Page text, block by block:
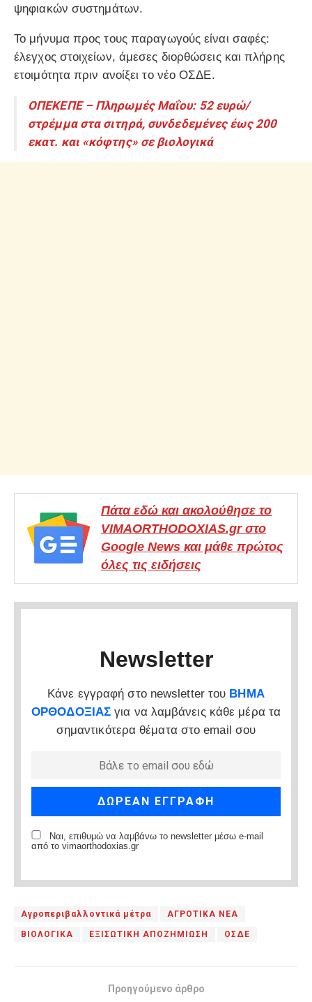
ψηφιακών συστημάτων.
Το μήνυμα προς τους παραγωγούς είναι σαφές:
έλεγχος στοιχείων, άμεσες διορθώσεις και πλήρης
ετοιμότητα πριν ανοίξει το νέο ΟΣΔΕ.
ΟΠΕΚΕΠΕ – Πληρωμές Μαΐου: 52 ευρώ/
στρέμμα στα σιτηρά, συνδεδεμένες έως 200
εκατ. και «κόφτης» σε βιολογικά
Πάτα εδώ και ακολούθησε το
VIMAORTHODOXIAS.gr στο
Google News και μάθε πρώτος
όλες τις ειδήσεις
Newsletter
Κάνε εγγραφή στο newsletter του ΒΗΜΑ
ΟΡΘΟΔΟΞΙΑΣ για να λαμβάνεις κάθε μέρα τα
σημαντικότερα θέματα στο email σου
Ναι, επιθυμώ να λαμβάνω το newsletter μέσω e-mail
από το vimaorthodoxias.gr
Αγροπεριβαλλοντικά μέτρα ΑΓΡΟΤΙΚΑ ΝΕΑ
ΒΙΟΛΟΓΙΚΑ ΕΞΙΣΩΤΙΚΗ ΑΠΟΖΗΜΙΩΣΗ ΟΣΔΕ
Προηγούμενο άρθρο